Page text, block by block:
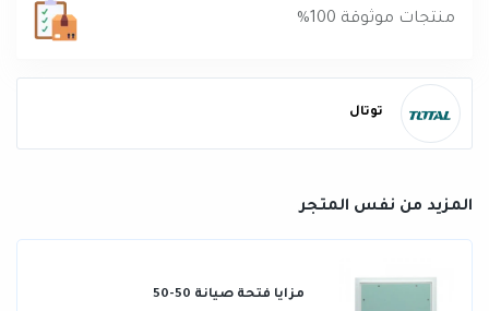
منتجات موثوقة 100%
توتال
المزيد من نفس المتجر
مزايا فتحة صيانة 50-50